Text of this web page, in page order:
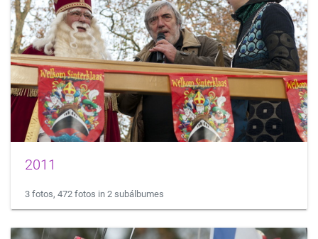
2011
3 fotos, 472 fotos in 2 subálbumes